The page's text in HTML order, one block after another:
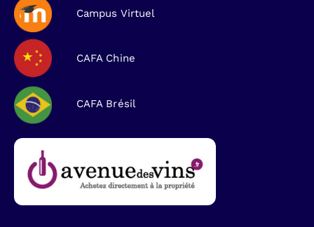
Campus Virtuel
CAFA Chine
CAFA Brésil